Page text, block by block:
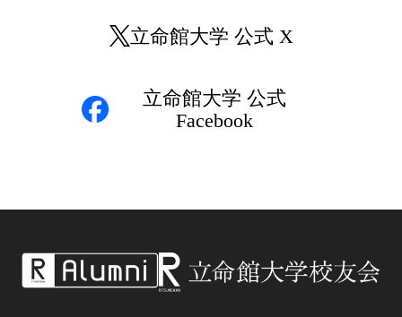
立命館大学 公式 X
立命館大学 公式
Facebook